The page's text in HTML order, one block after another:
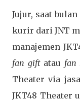
Jujur, saat
kurir dari JNT
manajemen
fan giftatau fan
Theater via
JKT48 Theater